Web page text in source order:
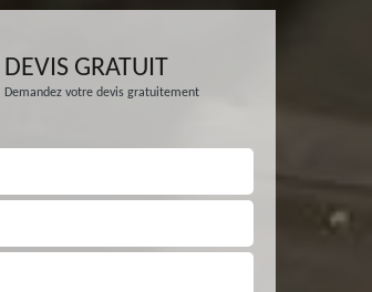
DEVIS GRATUIT
Demandez votre devis gratuitement